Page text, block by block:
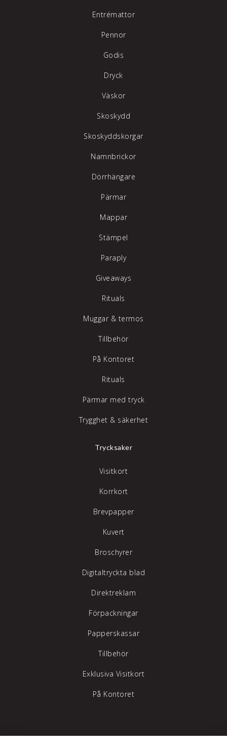
Entrémattor
Pennor
Godis
Dryck
Väskor
Skoskydd
Skoskyddskorgar
Namnbrickor
Dörrhängare
Pärmar
Mappar
Stämpel
Paraply
Giveaways
Rituals
Muggar & termos
Tillbehör
På Kontoret
Rituals
Pärmar med tryck
Trygghet & säkerhet
Trycksaker
Visitkort
Korrkort
Brevpapper
Kuvert
Broschyrer
Digitaltryckta blad
Direktreklam
Förpackningar
Papperskassar
Tillbehör
Exklusiva Visitkort
På Kontoret